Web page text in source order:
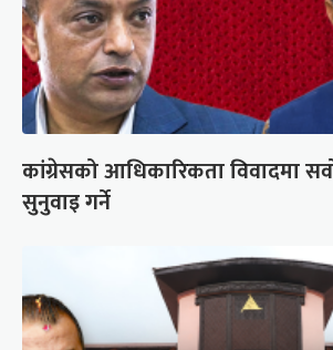
कांग्रेसको आधिकारिकता विवादमा
सुनुवाइ गर्ने